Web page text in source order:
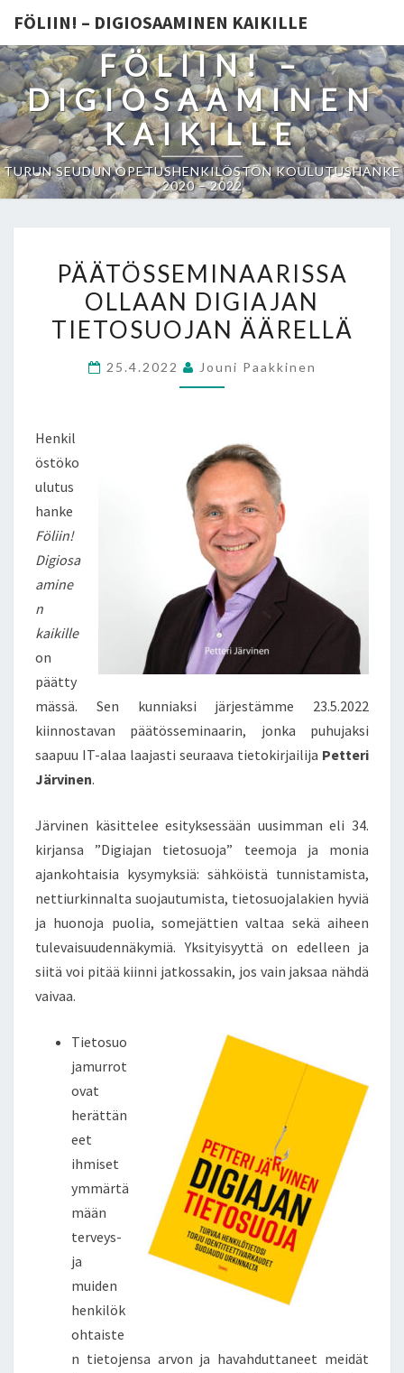
FÖLIIN! – DIGIOSAAMINEN KAIKILLE
FÖLIIN! –
DIGIOSAAMINEN
KAIKILLE
TURUN SEUDUN OPETUSHENKILÖSTÖN KOULUTUSHANKE
2020 – 2022
OLLAAN
DIGIAJAN
TIETOSUOJAN
PÄÄTÖSSEMINAARISSA
OLLAAN DIGIAJAN
TIETOSUOJAN ÄÄRELLÄ
25.4.2022 Jouni Paakkinen
Henkil
östöko
ulutus
hanke
Föliin!
Digiosa
amine
n
kaikille
on
päätty
mässä. Sen kunniaksi järjestämme 23.5.2022
kiinnostavan päätösseminaarin, jonka puhujaksi
saapuu IT-alaa laajasti seuraava tietokirjailija Petteri
Järvinen.
Järvinen käsittelee esityksessään uusimman eli 34.
kirjansa ”Digiajan tietosuoja” teemoja ja monia
ajankohtaisia kysymyksiä: sähköistä tunnistamista,
nettiurkinnalta suojautumista, tietosuojalakien hyviä
ja huonoja puolia, somejättien valtaa sekä aiheen
tulevaisuudennäkymiä. Yksityisyyttä on edelleen ja
siitä voi pitää kiinni jatkossakin, jos vain jaksaa nähdä
vaivaa.
Tietosuo
jamurrot
ovat
herättän
eet
ihmiset
ymmärtä
mään
terveys-
ja
muiden
henkilök
ohtaiste
n tietojensa arvon ja havahduttaneet meidät